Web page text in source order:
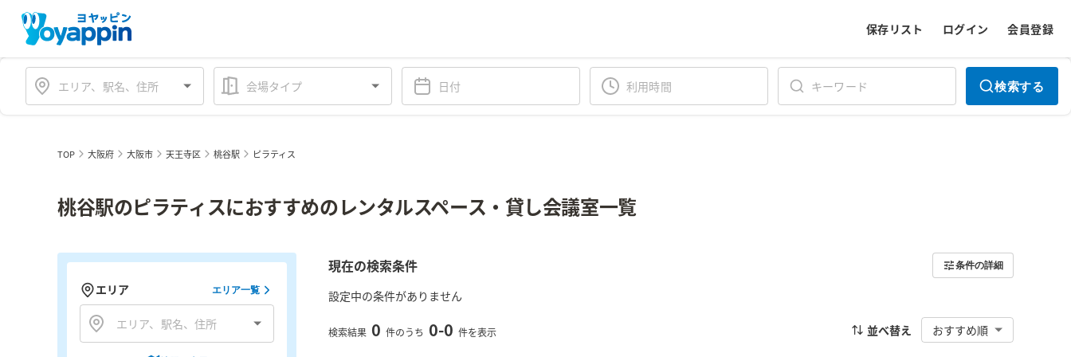
保存リスト ログイン 会員登録
会場タイプ 検索する
TOP 大阪府 大阪市 天王寺区 桃谷駅 ピラティス
桃谷駅のピラティスにおすすめのレンタルスペース・貸し会議室一覧
現在の検索条件 条件の詳細
設定中の条件がありません
検索結果 0 件のうち 0-0 件を表示 並べ替え おすすめ順
エリア エリア一覧